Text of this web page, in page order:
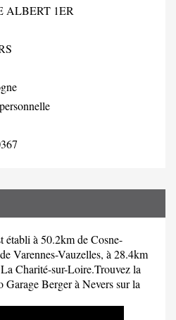
ALBERT 1ER
établi à 50.2km de Cosne-
Varennes-Vauzelles, à 28.4km
Charité-sur-Loire.Trouvez la
Garage Berger à Nevers sur la